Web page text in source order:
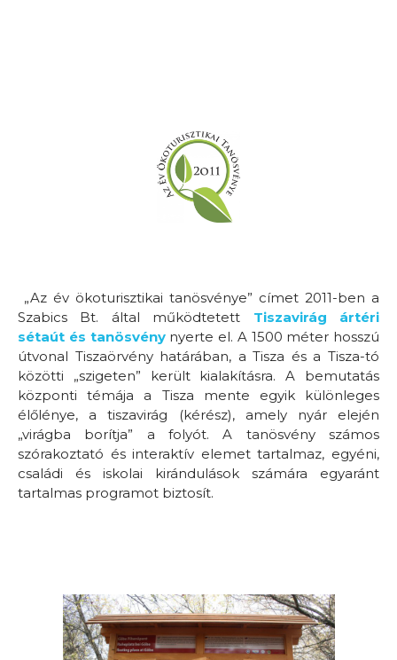
„Az év ökoturisztikai tanösvénye” címet 2011-ben a
Szabics Bt. által működtetett Tiszavirág ártéri
sétaút és tanösvénynyerte el. A 1500 méter hosszú
útvonal Tiszaörvény határában, a Tisza és a Tisza-tó
közötti „szigeten” került kialakításra. A bemutatás
központi témája a Tisza mente egyik különleges
élőlénye, a tiszavirág (kérész), amely nyár elején
„virágba borítja” a folyót. A tanösvény számos
szórakoztató és interaktív elemet tartalmaz, egyéni,
családi és iskolai kirándulások számára egyaránt
tartalmas programot biztosít.